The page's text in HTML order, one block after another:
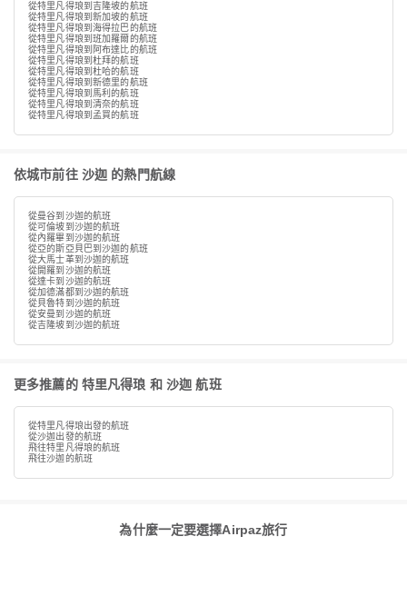
從特里凡得琅到吉隆坡的航班
從特里凡得琅到新加坡的航班
從特里凡得琅到海得拉巴的航班
從特里凡得琅到班加羅爾的航班
從特里凡得琅到阿布達比的航班
從特里凡得琅到杜拜的航班
從特里凡得琅到杜哈的航班
從特里凡得琅到新德里的航班
從特里凡得琅到馬利的航班
從特里凡得琅到清奈的航班
從特里凡得琅到孟買的航班
依城市前往 沙迦 的熱門航線
從曼谷到沙迦的航班
從可倫坡到沙迦的航班
從內羅畢到沙迦的航班
從亞的斯亞貝巴到沙迦的航班
從大馬士革到沙迦的航班
從開羅到沙迦的航班
從達卡到沙迦的航班
從加德滿都到沙迦的航班
從貝魯特到沙迦的航班
從安曼到沙迦的航班
從吉隆坡到沙迦的航班
更多推薦的 特里凡得琅 和 沙迦 航班
從特里凡得琅出發的航班
從沙迦出發的航班
飛往特里凡得琅的航班
飛往沙迦的航班
為什麼一定要選擇Airpaz旅行